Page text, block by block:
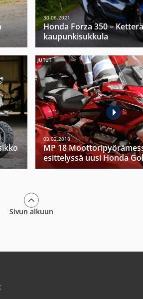
30.06.2021
Honda Forza 350 – Ketterä
kaupunkisukkula
JUTUT
03.02.2018
MP 18
esittelyssä uusi Honda
Sivun alkuun